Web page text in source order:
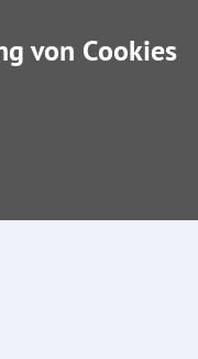
von Cookies